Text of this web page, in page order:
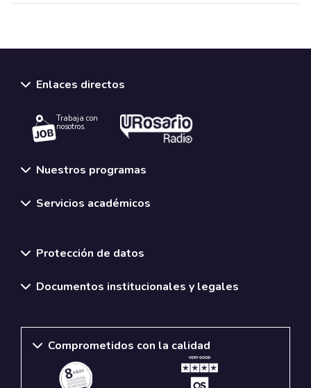
Enlaces directos
Trabaja con
nosotros.
Nuestros programas
Servicios académicos
Protección de datos
Documentos institucionales y legales
Comprometidos con la calidad